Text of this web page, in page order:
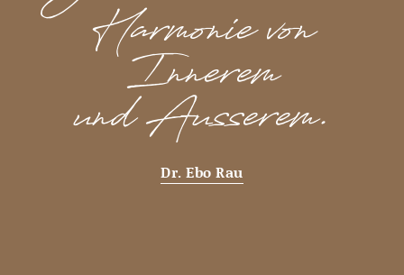
Harmonie von
Innerem
und Äusserem.
Dr. Ebo Rau